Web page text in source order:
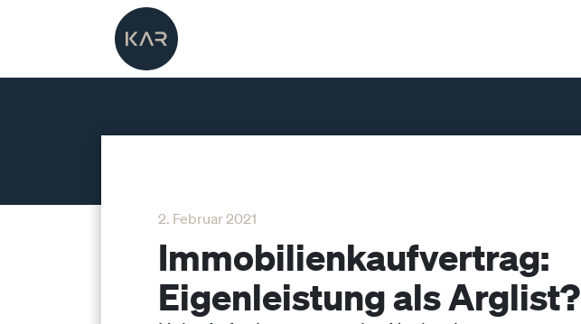
2. Februar 2021
Immobilienkaufvertrag:
Eigenleistung als Arglist?